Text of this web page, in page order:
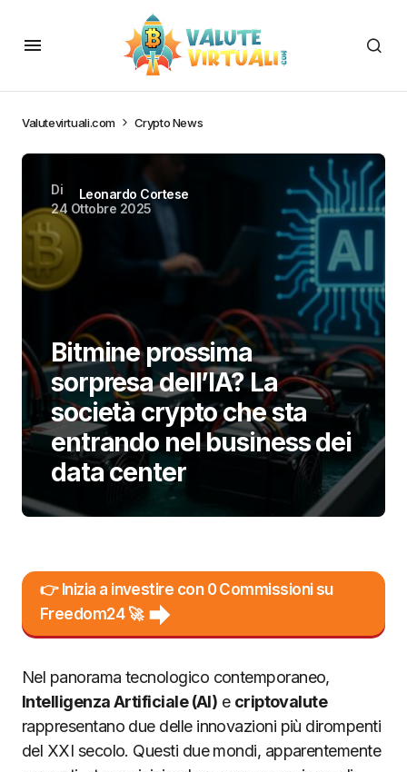
Valutevirtuali.com Crypto News
Di
Leonardo Cortese
24 Ottobre 2025
Bitmine prossima
sorpresa dell’IA? La
società crypto che sta
entrando nel business dei
data center
👉 Inizia a investire con 0 Commissioni su
Freedom24 🚀
Nel panorama tecnologico contemporaneo,
Intelligenza Artificiale (AI) e criptovalute
rappresentano due delle innovazioni più dirompenti
del XXI secolo. Questi due mondi, apparentemente